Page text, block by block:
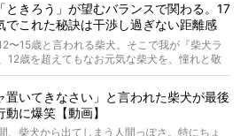
ときろう」が望むバランスで関わる。17
でこれた秘訣は干渉し過ぎない距離感
〜15歳と言われる柴犬。そこで我が『柴犬ラ
12歳を超えてもなお元気な柴犬を、憧れと敬
ジェンド柴”と呼んでいます。 この特集で
その元気の秘訣や、老犬と暮らすうえで大切
を、オーナーさんに語っていただきます。今
れたのは、17歳のときろうくん。小さい頃か
置いてきなさい」と言われた柴犬が最後
動に爆笑【動画】
、柴犬から出てしまう人間っぽさ。特にちょ